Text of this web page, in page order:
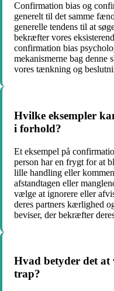
Confirmation bias og
generelt til det samme
generelle tendens til at
bekræfter vores
confirmation bias
mekanismerne bag
vores tænkning og
Hvilke eksempler
i forhold?
Et eksempel på
person har en frygt for at
lille handling eller
afstandtagen eller
vælge at ignorere eller
deres partners kærlighed
beviser, der bekræfter
Hvad betyder det
trap?